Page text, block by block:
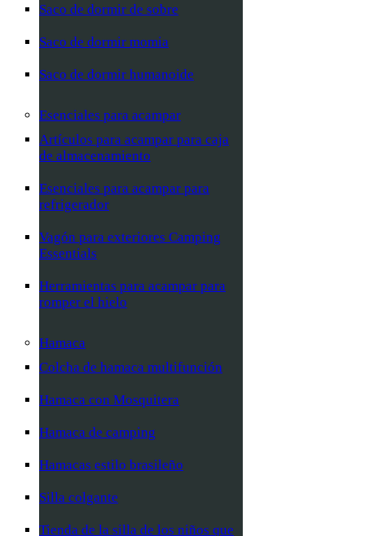
Saco de dormir de sobre
Saco de dormir momia
Saco de dormir humanoide
Esenciales para acampar
Artículos para acampar para caja
de almacenamiento
Esenciales para acampar para
refrigerador
Vagón para exteriores Camping
Essentials
Herramientas para acampar para
romper el hielo
Hamaca
Colcha de hamaca multifunción
Hamaca con Mosquitera
Hamaca de camping
Hamacas estilo brasileño
Silla colgante
Tienda de la silla de los niños que